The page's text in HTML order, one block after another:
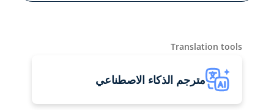
Translation tools
مترجم الذكاء الاصطناعي